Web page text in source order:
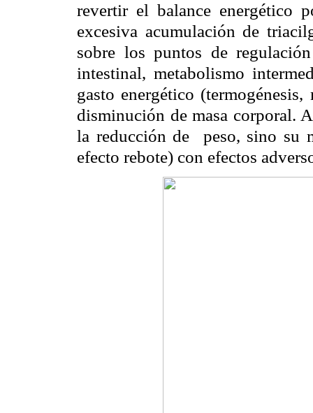
revertir el balance energético
excesiva acumulación de
sobre los puntos de
intestinal, metabolismo
gasto energético
disminución de masa corporal.
la reducción de
peso, sino su
efecto rebote) con efectos